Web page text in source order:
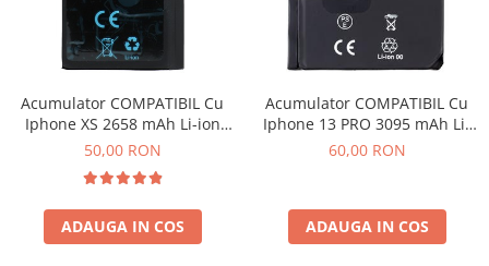
Acumulator COMPATIBIL Cu
Iphone XS 2658 mAh Li-ion
Polymer Bulk
50,00 RON
ADAUGA IN COS
Acumulator COMPATIBIL Cu
Iphone 13 PRO 3095 mAh Li-
ion Polymer Bulk
60,00 RON
ADAUGA IN COS